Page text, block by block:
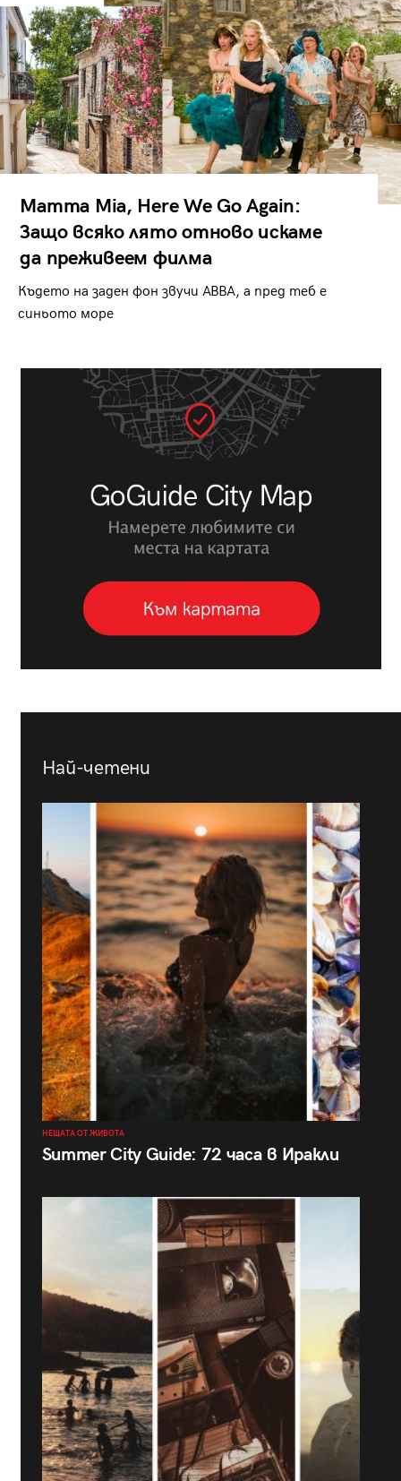
Mamma Mia, Here We Go Again:
Защо всяко лято отново искаме
да преживеем филма
Където на заден фон звучи ABBA, а пред теб е
синьото море
Най-четени
НЕЩАТА ОТ ЖИВОТА
Summer City Guide: 72 часа в Иракли